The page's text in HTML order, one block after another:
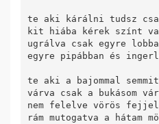
te aki kárálni tudsz
kit hiába kérek színt
ugrálva csak egyre
egyre pipábban és
te aki a bajommal
várva csak a bukásom
nem felelve vörös
rám mutogatva a hátam